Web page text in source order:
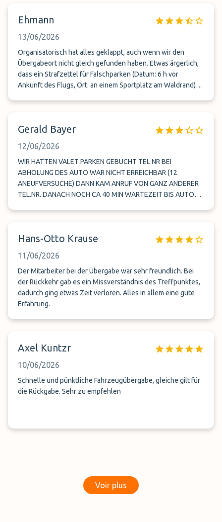
Ehmann
13/06/2026
Organisatorisch hat alles geklappt, auch wenn wir den
Übergabeort nicht gleich gefunden haben. Etwas ärgerlich,
dass ein Strafzettel für Falschparken (Datum: 6 h vor
Ankunft des Flugs, Ort: an einem Sportplatz am Waldrand)
Parkplatz hin und zurück.
Gerald Bayer
12/06/2026
WIR HATTEN VALET PARKEN GEBUCHT TEL NR BEI
ABHOLUNG DES AUTO WAR NICHT ERREICHBAR (12
ANEUFVERSUCHE) DANN KAM ANRUF VON GANZ ANDERER
TEL.NR. DANACH NOCH CA 40 MIN WARTEZEIT BIS AUTO
Hans-Otto Krause
11/06/2026
Der Mitarbeiter bei der Übergabe war sehr freundlich. Bei
der Rückkehr gab es ein Missverständnis des Treffpunktes,
dadurch ging etwas Zeit verloren. Alles in allem eine gute
Erfahrung.
Axel Kuntzr
10/06/2026
Schnelle und pünktliche Fahrzeugübergabe, gleiche gilt für
die Rückgabe. Sehr zu empfehlen
Voir plus